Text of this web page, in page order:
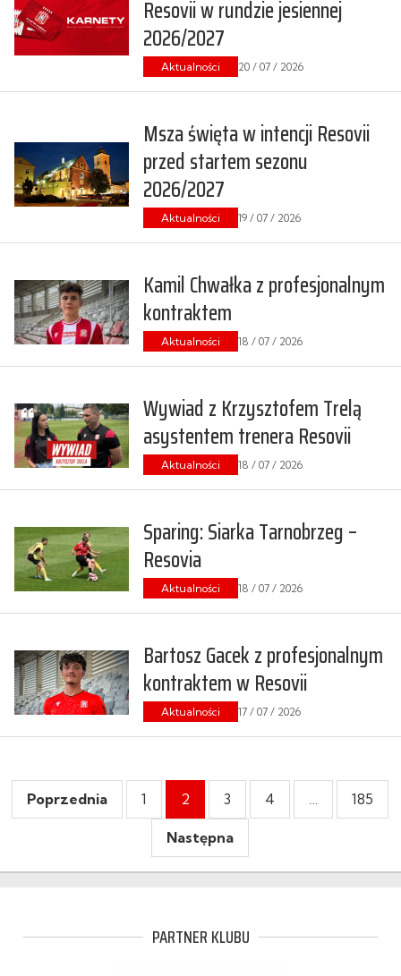
Resovii w rundzie jesiennej
2026/2027
Aktualności 20 / 07 / 2026
Msza święta w intencji Resovii
przed startem sezonu
2026/2027
Aktualności 19 / 07 / 2026
Kamil Chwałka z profesjonalnym
kontraktem
Aktualności 18 / 07 / 2026
Wywiad z Krzysztofem Trelą
asystentem trenera Resovii
Aktualności 18 / 07 / 2026
Sparing: Siarka Tarnobrzeg –
Resovia
Aktualności 18 / 07 / 2026
Bartosz Gacek z profesjonalnym
kontraktem w Resovii
Aktualności 17 / 07 / 2026
Poprzednia 1 2 3 4 … 185
Następna
PARTNER KLUBU